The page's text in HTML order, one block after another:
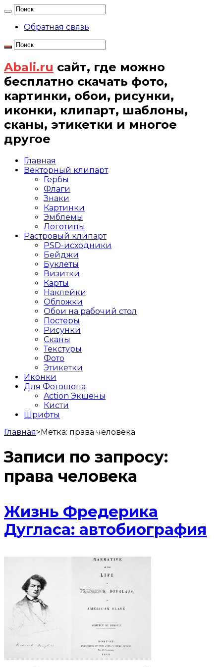
Обратная связь
Abali.ru сайт, где можно
бесплатно скачать фото,
картинки, обои, рисунки,
иконки, клипарт, шаблоны,
сканы, этикетки и многое
другое
Главная
Векторный клипарт
Гербы
Флаги
Знаки
Картинки
Эмблемы
Логотипы
Растровый клипарт
PSD-исходники
Бейджи
Буклеты
Визитки
Карты
Наклейки
Обложки
Обои на рабочий стол
Постеры
Рисунки
Сканы
Текстуры
Фото
Этикетки
Иконки
Для Фотошопа
Action Экшены
Кисти
Шрифты
Главная>Метка: права человека
Записи по запросу:
права человека
Жизнь Фредерика
Дугласа: автобиография